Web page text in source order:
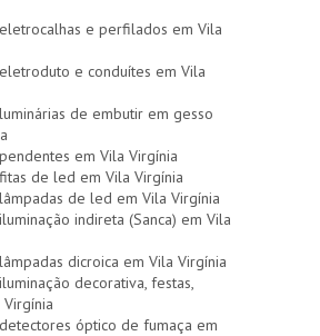
e perfilados em Vila
e conduítes em Vila
de embutir em gesso
em Vila Virgínia
de led em Vila Virgínia
de led em Vila Virgínia
indireta (Sanca) em Vila
dicroica em Vila Virgínia
decorativa, festas,
óptico de fumaça em